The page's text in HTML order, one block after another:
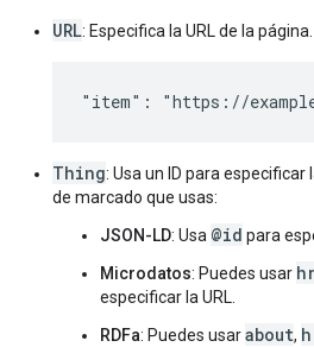
URL: Especifica la URL de la
"item": "https://
Thing: Usa un ID para
de marcado que usas:
JSON-LD: Usa @id para
Microdatos: Puedes usar
especificar la URL.
RDFa: Puedes usarabout,